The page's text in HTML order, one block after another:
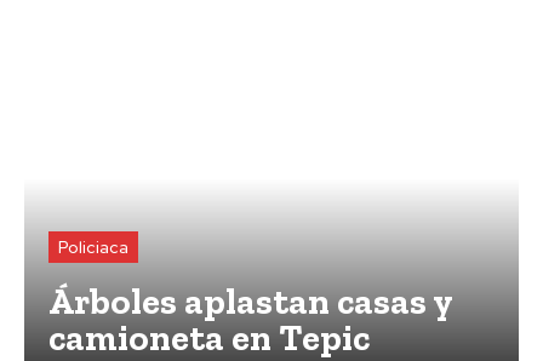
Policiaca
Árboles aplastan casas y
camioneta en Tepic